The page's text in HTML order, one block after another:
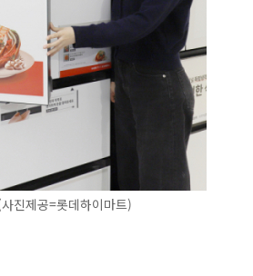
진제공=롯데하이마트)